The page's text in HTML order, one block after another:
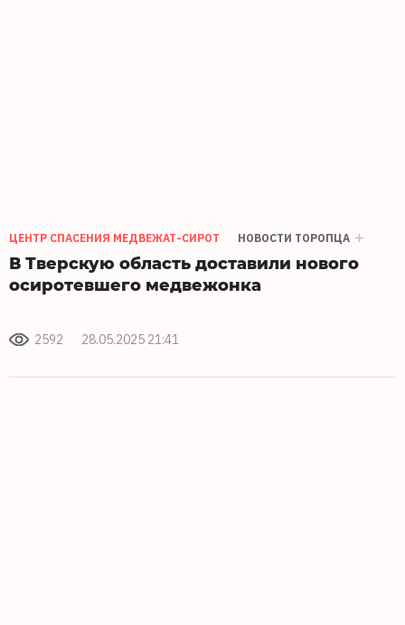
ЦЕНТР СПАСЕНИЯ МЕДВЕЖАТ-СИРОТ НОВОСТИ ТОРОПЦА
В Тверскую область доставили нового
осиротевшего медвежонка
2592 28.05.2025 21:41